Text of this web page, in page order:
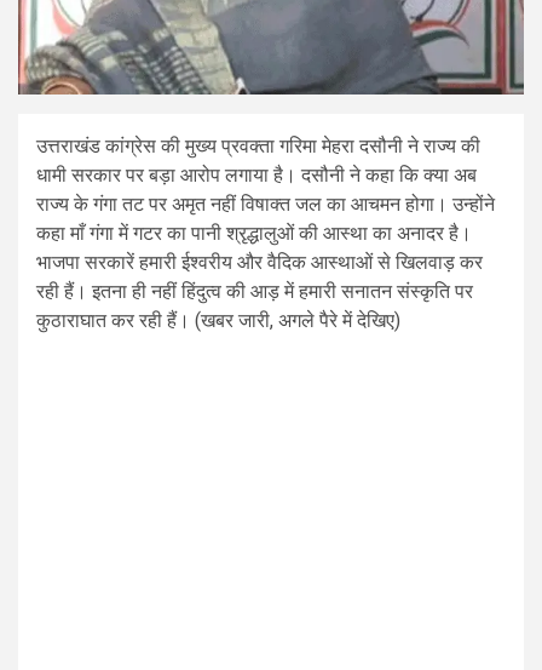
उत्तराखंड कांग्रेस की मुख्य प्रवक्ता गरिमा मेहरा दसौनी ने राज्य की
धामी सरकार पर बड़ा आरोप लगाया है। दसौनी ने कहा कि क्या अब
राज्य के गंगा तट पर अमृत नहीं विषाक्त जल का आचमन होगा। उन्होंने
कहा माँ गंगा में गटर का पानी श्रृद्धालुओं की आस्था का अनादर है।
भाजपा सरकारें हमारी ईश्वरीय और वैदिक आस्थाओं से खिलवाड़ कर
रही हैं। इतना ही नहीं हिंदुत्व की आड़ में हमारी सनातन संस्कृति पर
कुठाराघात कर रही हैं। (खबर जारी, अगले पैरे में देखिए)